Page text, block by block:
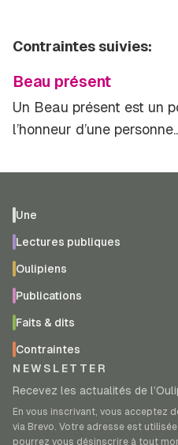
Contraintes suivies:
Beau présent
Un Beau présent est un
l’honneur d’une
Une
Lectures publiques
Oulipiens
Publications
Faits & dits
Contraintes
NEWSLETTER
Recevez les actualités de
En vous inscrivant, vous acceptez
via Brevo. Votre adresse est
pourrez vous désinscrire à tout